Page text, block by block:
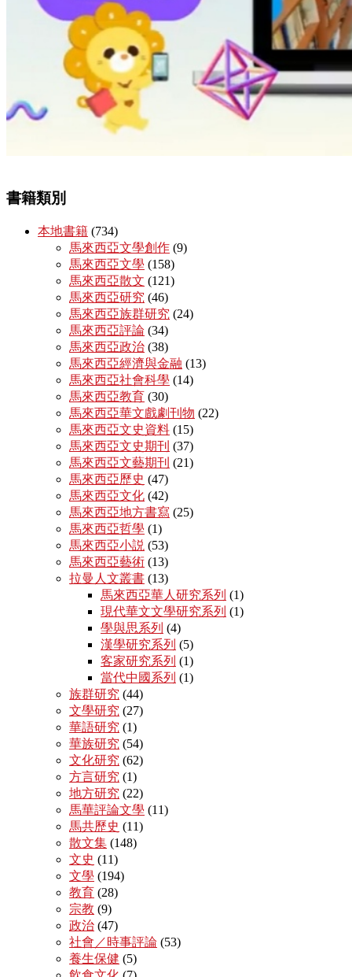
書籍類別
本地書籍 (734)
馬來西亞文學創作 (9)
馬來西亞文學 (158)
馬來西亞散文 (121)
馬來西亞研究 (46)
馬來西亞族群研究 (24)
馬來西亞評論 (34)
馬來西亞政治 (38)
馬來西亞經濟與金融 (13)
馬來西亞社會科學 (14)
馬來西亞教育 (30)
馬來西亞華文戲劇刊物 (22)
馬來西亞文史資料 (15)
馬來西亞文史期刊 (37)
馬來西亞文藝期刊 (21)
馬來西亞歷史 (47)
馬來西亞文化 (42)
馬來西亞地方書寫 (25)
馬來西亞哲學 (1)
馬來西亞小説 (53)
馬來西亞藝術 (13)
拉曼人文叢書 (13)
馬來西亞華人研究系列 (1)
現代華文文學研究系列 (1)
學與思系列 (4)
漢學研究系列 (5)
客家研究系列 (1)
當代中國系列 (1)
族群研究 (44)
文學研究 (27)
華語研究 (1)
華族研究 (54)
文化研究 (62)
方言研究 (1)
地方研究 (22)
馬華評論文學 (11)
馬共歷史 (11)
散文集 (148)
文史 (11)
文學 (194)
教育 (28)
宗教 (9)
政治 (47)
社會／時事評論 (53)
養生保健 (5)